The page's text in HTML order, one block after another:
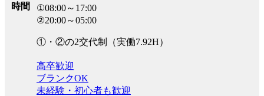
時間
①08:00～17:00
②20:00～05:00
①・②の2交代制（実働7.92H）
高卒歓迎
ブランクOK
未経験・初心者も歓迎